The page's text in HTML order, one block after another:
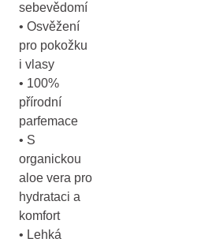
sebevědomí
• Osvěžení
pro pokožku
i vlasy
• 100%
přírodní
parfemace
• S
organickou
aloe vera pro
hydrataci a
komfort
• Lehká